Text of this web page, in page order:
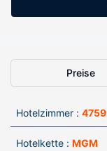
Preise
Hotelzimmer : 4759
Hotelkette : MGM